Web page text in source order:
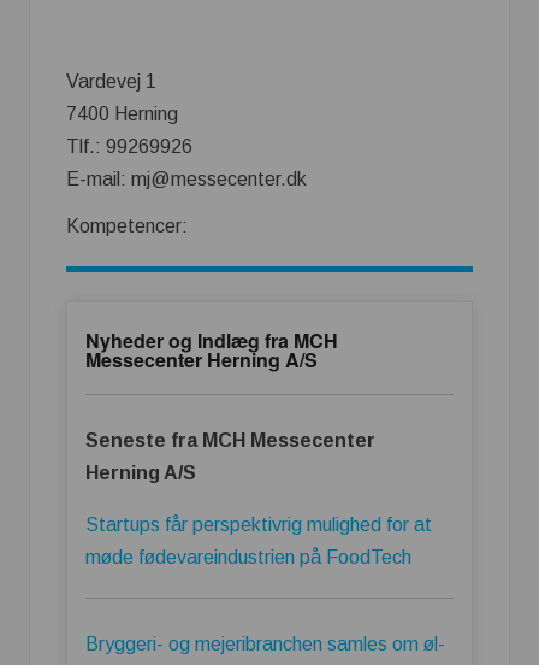
Vardevej 1
7400 Herning
Tlf.: 99269926
E-mail: mj@messecenter.dk
Kompetencer:
Nyheder og Indlæg fra MCH
Messecenter Herning A/S
Seneste fra MCH Messecenter
Herning A/S
Startups får perspektivrig mulighed for at
møde fødevareindustrien på FoodTech
Bryggeri- og mejeribranchen samles om øl-